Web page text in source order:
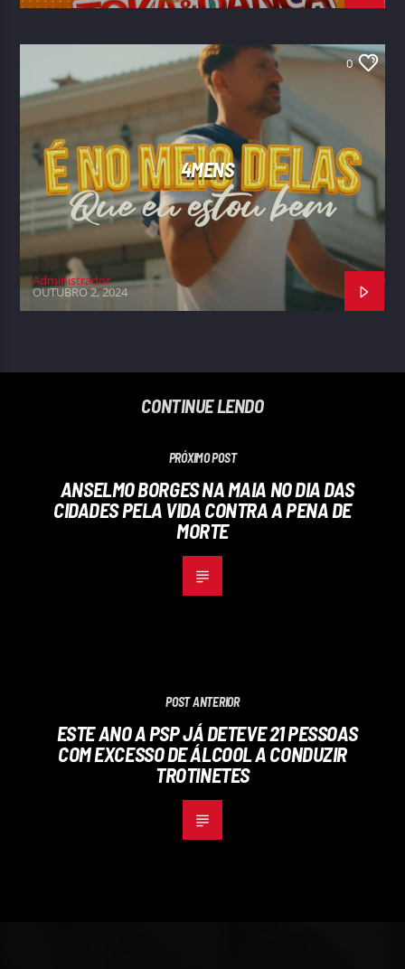
0
4MENS
Administrador
OUTUBRO 2, 2024
CONTINUE LENDO
PRÓXIMO POST
ANSELMO BORGES NA MAIA NO DIA DAS
CIDADES PELA VIDA CONTRA A PENA DE
MORTE
POST ANTERIOR
ESTE ANO A PSP JÁ DETEVE 21 PESSOAS
COM EXCESSO DE ÁLCOOL A CONDUZIR
TROTINETES